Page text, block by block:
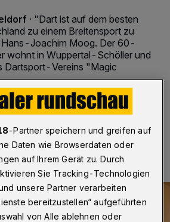
· "Dart ist auf dem besten
zu einem Breitensport zu
Joachim Moog. Der 60-
wohnt in Wuppertal-Schöller und
Dartsport-Vereins "Magic
2 Minuten Lesezeit
-Partner speichern und greifen auf
Daten wie Browserdaten oder
auf Ihrem Gerät zu. Durch
Sie Tracking-Technologien
unsere Partner verarbeiten
bereitzustellen“ aufgeführten
von Alle ablehnen oder